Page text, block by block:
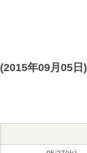
(2015年09月05日)